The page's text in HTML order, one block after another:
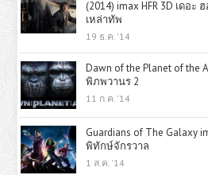
(2014) imax HFR 3D เดอะ
เหล่าทัพ
19 ธ.ค. '14
Dawn of the Planet of the
พิภพวานร 2
11 ก.ค. '14
Guardians of The Galaxy
พิทักษ์จักรวาล
1 ส.ค. '14